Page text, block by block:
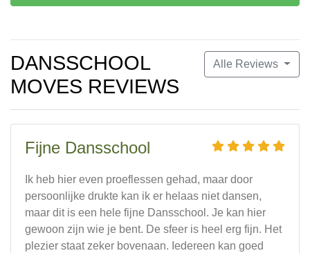
Alle Reviews
DANSSCHOOL
MOVES REVIEWS
Fijne Dansschool
Ik heb hier even proeflessen gehad, maar door
persoonlijke drukte kan ik er helaas niet dansen,
maar dit is een hele fijne Dansschool. Je kan hier
gewoon zijn wie je bent. De sfeer is heel erg fijn. Het
plezier staat zeker bovenaan. Iedereen kan goed